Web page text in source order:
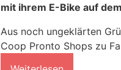
mit ihrem E-Bike auf
Aus noch ungeklärten
Coop Pronto Shops zu